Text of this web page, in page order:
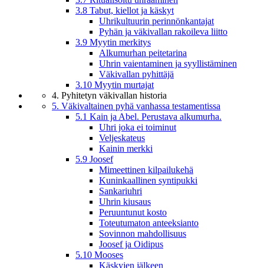
3.8 Tabut, kiellot ja käskyt
Uhrikultuurin perinnönkantajat
Pyhän ja väkivallan rakoileva liitto
3.9 Myytin merkitys
Alkumurhan peitetarina
Uhrin vaientaminen ja syyllistäminen
Väkivallan pyhittäjä
3.10 Myytin murtajat
4. Pyhitetyn väkivallan historia
5. Väkivaltainen pyhä vanhassa testamentissa
5.1 Kain ja Abel. Perustava alkumurha.
Uhri joka ei toiminut
Veljeskateus
Kainin merkki
5.9 Joosef
Mimeettinen kilpailukehä
Kuninkaallinen syntipukki
Sankariuhri
Uhrin kiusaus
Peruuntunut kosto
Toteutumaton anteeksianto
Sovinnon mahdollisuus
Joosef ja Oidipus
5.10 Mooses
Käskyjen jälkeen